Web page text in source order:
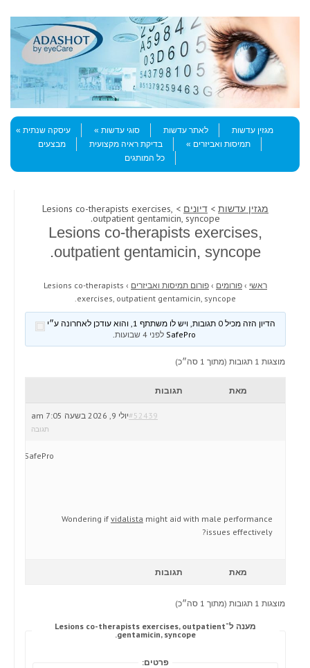
Menu
Skip to content
מגזין עדשות
לאתר עדשות סוגי עדשות
עיסקה שנתית
תמיסות ואביזרים
בדיקת ראיה מקצועית
מבצעים
כל המותגים
מגזין עדשות > דיונים > Lesions co-therapists exercises,
outpatient gentamicin, syncope.
Lesions co-therapists exercises,
outpatient gentamicin, syncope.
ראשי › פורומים › פורום תמיסות ואביזרים ›
Lesions co-therapists
exercises, outpatient gentamicin, syncope.
הדיון הזה מכיל 0 תגובות, ויש לו משתתף 1, והוא עודכן לאחרונה ע״י
לפני 4 שבועות .
מוצגות 1 תגובות (מתוך 1 סה״כ)
מאת תגובות
יולי 9, 2026 בשעה 7:05 am#52439
תגובה
SafePro
Wondering if vidalista might aid with male performance
issues effectively?
מאת תגובות
מוצגות 1 תגובות (מתוך 1 סה״כ)
מענה ל־Lesions co-therapists exercises, outpatient
gentamicin, syncope.
פרטים: